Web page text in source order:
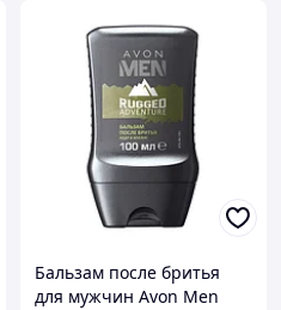
Бальзам после бритья
для мужчин Avon Men